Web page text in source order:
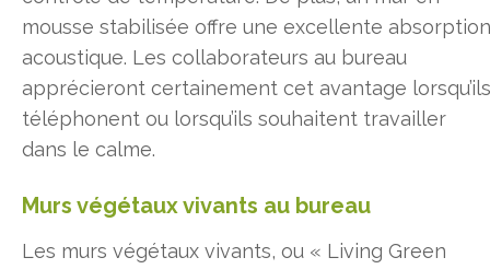
mousse stabilisée offre une excellente absorption
acoustique. Les collaborateurs au bureau
apprécieront certainement cet avantage lorsqu’ils
téléphonent ou lorsqu’ils souhaitent travailler
dans le calme.
Murs végétaux vivants au bureau
Les murs végétaux vivants, ou « Living Green